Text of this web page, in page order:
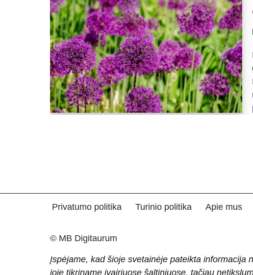
Privatumo politika Turinio politika Apie mus
© MB Digitaurum
Įspėjame, kad šioje svetainėje pateikta informacija
joje tikriname įvairiuose šaltiniuose, tačiau